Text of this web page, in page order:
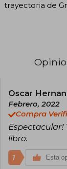
trayectoria de
Oscar
Febrero, 2022
Compra
Espectacular!
libro.
1 Esta